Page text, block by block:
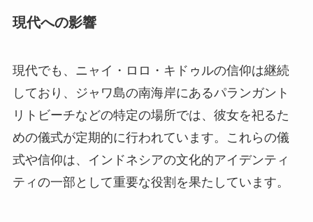
現代への影響
現代でも、ニャイ・ロロ・キドゥルの信仰は継続
しており、ジャワ島の南海岸にあるパランガント
リトビーチなどの特定の場所では、彼女を祀るた
めの儀式が定期的に行われています。これらの儀
式や信仰は、インドネシアの文化的アイデンティ
ティの一部として重要な役割を果たしています。